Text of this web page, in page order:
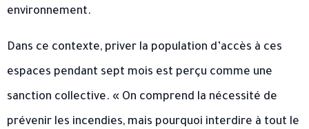
environnement.
Dans ce contexte, priver la population d’accès à ces
espaces pendant sept mois est perçu comme une
sanction collective. « On comprend la nécessité de
prévenir les incendies, mais pourquoi interdire à tout le